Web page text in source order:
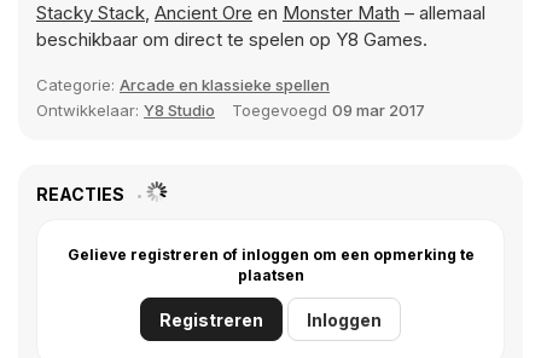
Stacky Stack, Ancient Ore en Monster Math – allemaal
beschikbaar om direct te spelen op Y8 Games.
Categorie: Arcade en klassieke spellen
Ontwikkelaar: Y8 Studio Toegevoegd 09 mar 2017
REACTIES
Gelieve registreren of inloggen om een opmerking te
plaatsen
Registreren Inloggen